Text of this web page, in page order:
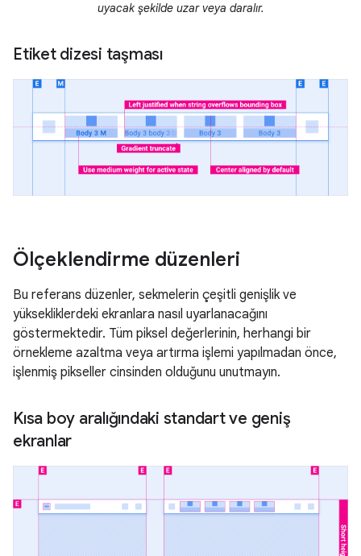
uyacak şekilde uzar veya daralır.
Etiket dizesi taşması
Ölçeklendirme düzenleri
Bu referans düzenler, sekmelerin çeşitli genişlik ve
yüksekliklerdeki ekranlara nasıl uyarlanacağını
göstermektedir. Tüm piksel değerlerinin, herhangi bir
örnekleme azaltma veya artırma işlemi yapılmadan önce,
işlenmiş pikseller cinsinden olduğunu unutmayın.
Kısa boy aralığındaki standart ve geniş
ekranlar